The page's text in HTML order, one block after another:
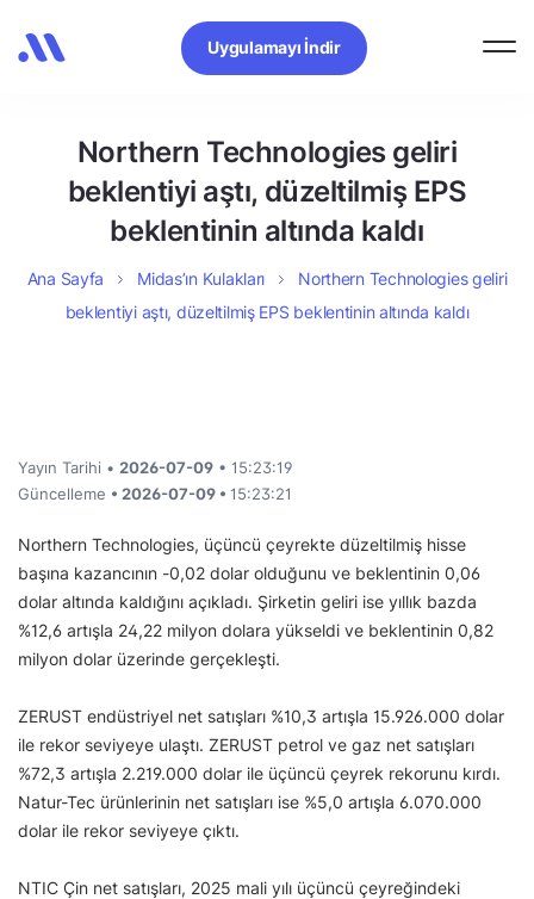
Uygulamayı İndir
Northern Technologies geliri
beklentiyi aştı, düzeltilmiş EPS
beklentinin altında kaldı
Ana Sayfa Midas’ın Kulakları
Northern Technologies geliri
beklentiyi aştı, düzeltilmiş EPS beklentinin altında kaldı
Yayın Tarihi • 2026-07-09 • 15:23:19
Güncelleme • 2026-07-09 • 15:23:21
Northern Technologies, üçüncü çeyrekte düzeltilmiş hisse
başına kazancının -0,02 dolar olduğunu ve beklentinin 0,06
dolar altında kaldığını açıkladı. Şirketin geliri ise yıllık bazda
%12,6 artışla 24,22 milyon dolara yükseldi ve beklentinin 0,82
milyon dolar üzerinde gerçekleşti.
ZERUST endüstriyel net satışları %10,3 artışla 15.926.000 dolar
ile rekor seviyeye ulaştı. ZERUST petrol ve gaz net satışları
%72,3 artışla 2.219.000 dolar ile üçüncü çeyrek rekorunu kırdı.
Natur-Tec ürünlerinin net satışları ise %5,0 artışla 6.070.000
dolar ile rekor seviyeye çıktı.
NTIC Çin net satışları, 2025 mali yılı üçüncü çeyreğindeki